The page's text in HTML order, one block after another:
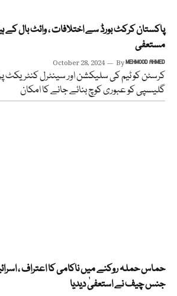
پاکستان کرکٹ بورڈ سے اختلافات ، وائٹ بال
مستعفی
October 28, 2024 ByMEHMOOD AHMED
کرسٹن کو ٹیم کی سلیکشن اور سینٹرل
گلیسپی کو عبوری کوچ بنائے جانے کا امکان
حماس حملہ روکنے میں ناکامی کا اعتراف ،
جنس چیف نے استعفیٰ دیدیا